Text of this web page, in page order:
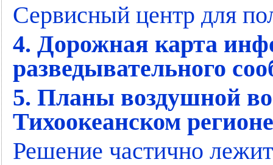
Сервисный центр для
4. Дорожная карта
разведывательного
5. Планы воздушной
Тихоокеанском регионе
Решение частично